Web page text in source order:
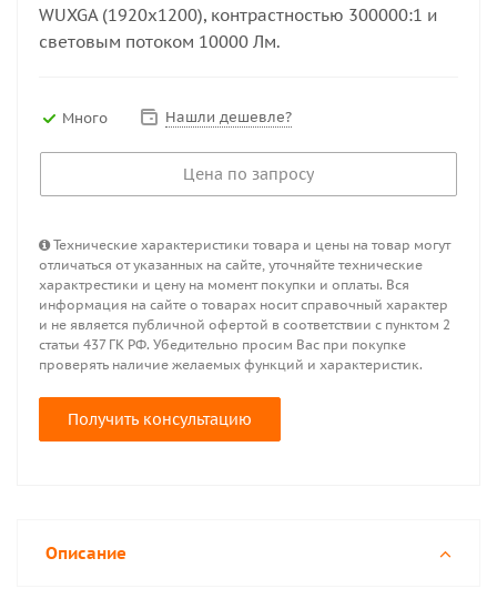
WUXGA (1920х1200), контрастностью 300000:1 и
световым потоком 10000 Лм.
Много Нашли дешевле?
Цена по запросу
Технические характеристики товара и цены на товар могут
отличаться от указанных на сайте, уточняйте технические
характрестики и цену на момент покупки и оплаты. Вся
информация на сайте о товарах носит справочный характер
и не является публичной офертой в соответствии с пунктом 2
статьи 437 ГК РФ. Убедительно просим Вас при покупке
проверять наличие желаемых функций и характеристик.
Получить консультацию
Описание